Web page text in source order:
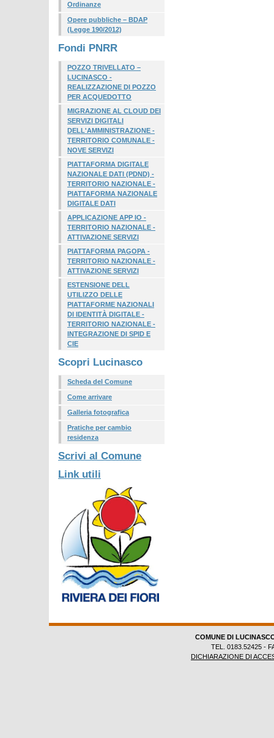
Ordinanze
Opere pubbliche – BDAP
(Legge 190/2012)
Fondi PNRR
POZZO TRIVELLATO –
LUCINASCO -
REALIZZAZIONE DI POZZO
PER ACQUEDOTTO
MIGRAZIONE AL CLOUD DEI
SERVIZI DIGITALI
DELL'AMMINISTRAZIONE -
TERRITORIO COMUNALE -
NOVE SERVIZI
PIATTAFORMA DIGITALE
NAZIONALE DATI (PDND) -
TERRITORIO NAZIONALE -
PIATTAFORMA NAZIONALE
DIGITALE DATI
APPLICAZIONE APP IO -
TERRITORIO NAZIONALE -
ATTIVAZIONE SERVIZI
PIATTAFORMA PAGOPA -
TERRITORIO NAZIONALE -
ATTIVAZIONE SERVIZI
ESTENSIONE DELL
UTILIZZO DELLE
PIATTAFORME NAZIONALI
DI IDENTITÀ DIGITALE -
TERRITORIO NAZIONALE -
INTEGRAZIONE DI SPID E
CIE
Scopri Lucinasco
Scheda del Comune
Come arrivare
Galleria fotografica
Pratiche per cambio
residenza
Scrivi al Comune
Link utili
COMUNE DI
TEL. 0183.52425 -
DICHIARAZIONE DI